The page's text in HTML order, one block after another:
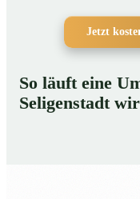
Jetzt
So läuft eine
Seligenstadt